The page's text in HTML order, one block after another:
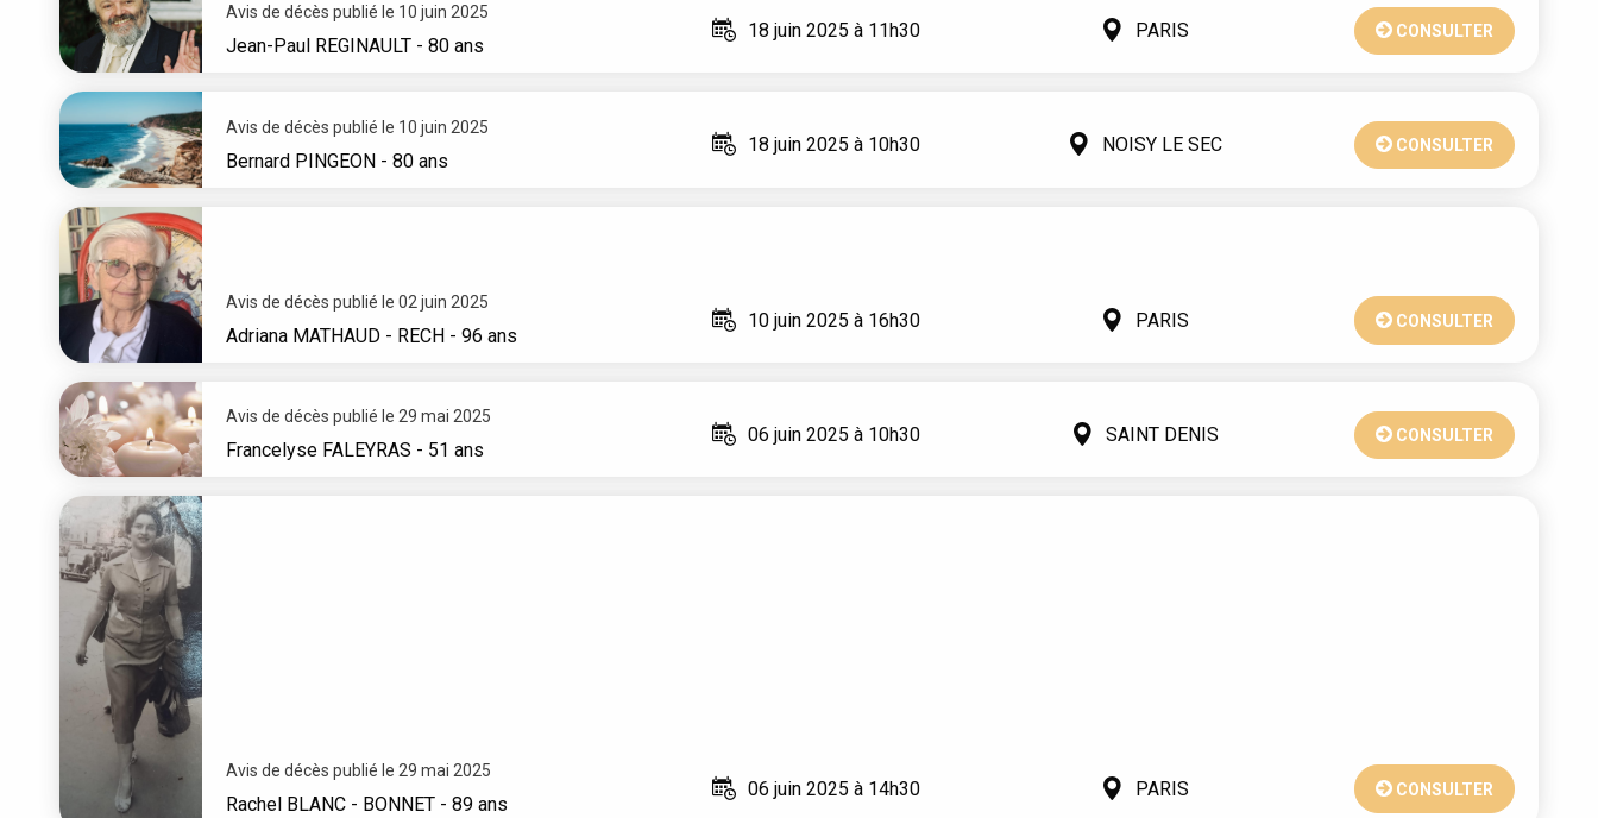
Avis de décès publié le 10 juin 2025
Jean-Paul REGINAULT - 80 ans
18 juin 2025 à 11h30 PARIS CONSULTER
Avis de décès publié le 10 juin 2025
Bernard PINGEON - 80 ans
18 juin 2025 à 10h30 NOISY LE SEC CONSULTER
Avis de décès publié le 02 juin 2025
Adriana MATHAUD - RECH - 96 ans
10 juin 2025 à 16h30 PARIS CONSULTER
Avis de décès publié le 29 mai 2025
Francelyse FALEYRAS - 51 ans
06 juin 2025 à 10h30 SAINT DENIS CONSULTER
Avis de décès publié le 29 mai 2025
Rachel BLANC - BONNET - 89 ans
06 juin 2025 à 14h30 PARIS CONSULTER